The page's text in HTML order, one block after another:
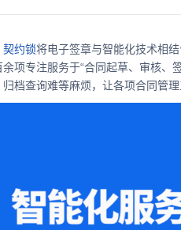
契约锁将电子签章与智能化技术相
项专注服务于“合同起草、审核、
档查询难等麻烦，让各项合同管理